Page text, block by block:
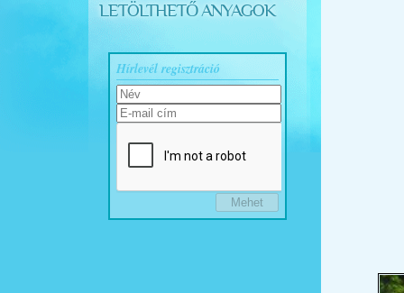
LETÖLTHETŐ ANYAGOK
Hírlevél regisztráció